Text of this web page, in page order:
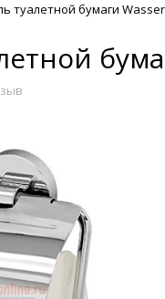
туалетной бумаги